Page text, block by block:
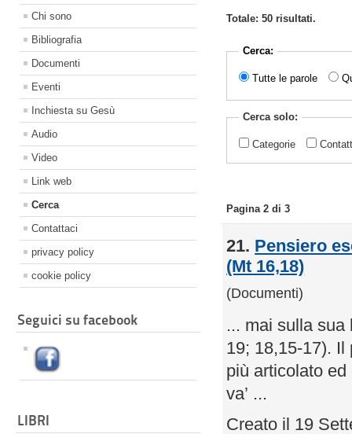
Chi sono
Bibliografia
Documenti
Eventi
Inchiesta su Gesù
Audio
Video
Link web
Cerca
Contattaci
privacy policy
cookie policy
Seguici su facebook
LIBRI
Totale: 50 risultati.
Cerca:
Tutte le parole
Cerca solo:
Categorie
Pagina 2 di 3
21. Pensiero
(Mt 16,18)
(Documenti)
... mai sulla sua
19; 18,15-17).
più articolato
va’ ...
Creato il 19